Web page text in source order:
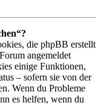
die phpBB erstellt
angemeldet
einige Funktionen,
– sofern sie von der
Wenn du Probleme
es helfen, wenn du